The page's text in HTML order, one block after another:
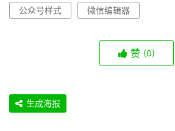
公众号样式 微信编辑器
赞 (0)
生成海报